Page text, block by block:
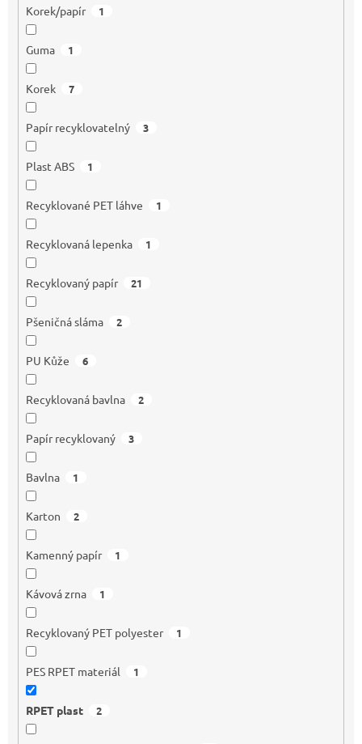
Korek/papír 1
Guma 1
Korek 7
Papír recyklovatelný 3
Plast ABS 1
Recyklované PET láhve 1
Recyklovaná lepenka 1
Recyklovaný papír 21
Pšeničná sláma 2
PU Kůže 6
Recyklovaná bavlna 2
Papír recyklovaný 3
Bavlna 1
Karton 2
Kamenný papír 1
Kávová zrna 1
Recyklovaný PET polyester 1
PES RPET materiál 1
RPET plast 2